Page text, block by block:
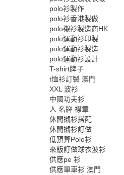
polo衫製作
polo衫香港製做
polo襯衫製造商HK
polo運動衫印製
polo運動衫製造
polo運動衫設計
T-shirt牌子
t恤衫訂製 澳門
XXL 波衫
中國功夫衫
人 名牌 襟章
休閒襯衫搭配
休閒襯衫訂做
低預算Polo衫
來版訂做球衣波衫
供應pe 衫
供應單車衫 澳門